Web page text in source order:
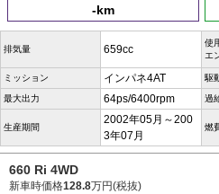
-km
排気量 659cc
使
エ
ミッション インパネ4AT 駆
最大出力 64ps/6400rpm 過
生産期間
2002年05月～200
3年07月
燃
660 Ri 4WD
新車時価格128.8万円(税抜)